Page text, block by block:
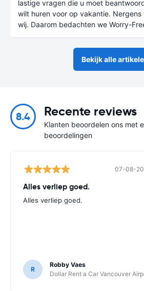
lastige vragen die u moet
wilt huren voor op vakantie.
wij. Daarom bedachten we Worry-
Bekijk alle
8.4 Recente reviews
Klanten beoordelen ons met
beoordelingen
07-08-
Alles verliep goed.
Alles verliep goed.
R
Robby Vaes
Dollar Rent a Car Vancouver